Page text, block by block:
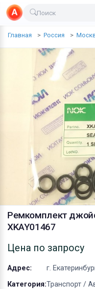
Поиск
Главная Россия
Ремкомплект
XKAY01467
Цена по запросу
Адрес: г.
Категория:Транспорт /
Доставка еды
Транспорт
Недвижимость
Услуги
Личные вещи
Одежда и обувь
Электроника
Все для дома
Хобби и отдых
Животные
Оборудование